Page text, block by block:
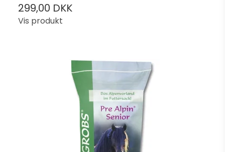
299,00 DKK
Vis produkt